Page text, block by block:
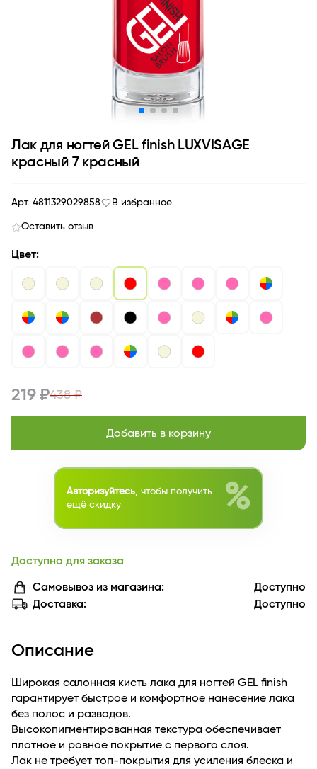
Лак для ногтей GEL finish LUXVISAGE
красный 7 красный
Арт. 4811329029858 В избранное
Оставить отзыв
Цвет:
219 ₽438 ₽
Добавить в корзину
Авторизуйтесь, чтобы получить
ещё скидку
%
Доступно для заказа
Самовывоз из магазина:
Доступно
Доставка:
Доступно
Описание
Широкая салонная кисть лака для ногтей GEL finish
гарантирует быстрое и комфортное нанесение лака
без полос и разводов.
Высокопигментированная текстура обеспечивает
плотное и ровное покрытие с первого слоя.
Лак не требует топ-покрытия для усиления блеска и